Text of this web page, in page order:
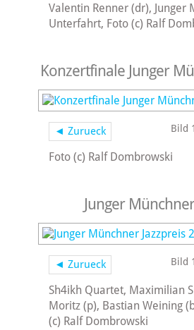
Valentin Renner (dr), Junger
Unterfahrt, Foto (c) Ralf
Konzertfinale Junger
◄ Zurueck Bild
Foto (c) Ralf Dombrowski
Junger
◄ Zurueck Bild
Sh4ikh Quartet, Maximilian
Moritz (p), Bastian Weining
(c) Ralf Dombrowski